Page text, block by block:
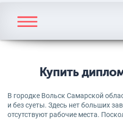
Купить
В городке Вольск Самарской
и без суеты. Здесь нет больших
отсутствуют рабочие места.